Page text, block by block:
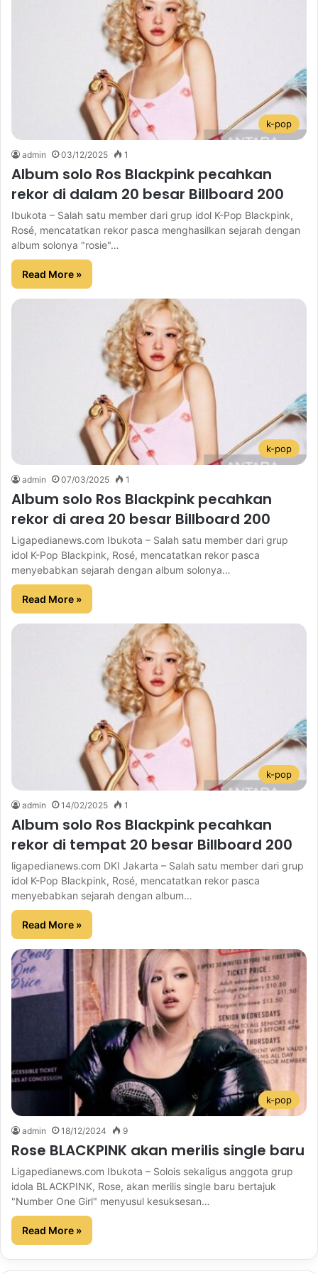
k-pop
admin 03/12/2025 1
Album solo Ros Blackpink pecahkan
rekor di dalam 20 besar Billboard 200
Ibukota – Salah satu member dari grup idol K-Pop Blackpink,
Rosé, mencatatkan rekor pasca menghasilkan sejarah dengan
album solonya "rosie"…
Read More »
k-pop
admin 07/03/2025 1
Album solo Ros Blackpink pecahkan
rekor di area 20 besar Billboard 200
Ligapedianews.com Ibukota – Salah satu member dari grup
idol K-Pop Blackpink, Rosé, mencatatkan rekor pasca
menyebabkan sejarah dengan album solonya…
Read More »
k-pop
admin 14/02/2025 1
Album solo Ros Blackpink pecahkan
rekor di tempat 20 besar Billboard 200
ligapedianews.com DKI Jakarta – Salah satu member dari grup
idol K-Pop Blackpink, Rosé, mencatatkan rekor pasca
menyebabkan sejarah dengan album…
Read More »
k-pop
admin 18/12/2024 9
Rose BLACKPINK akan merilis single baru
Ligapedianews.com Ibukota – Solois sekaligus anggota grup
idola BLACKPINK, Rose, akan merilis single baru bertajuk
"Number One Girl" menyusul kesuksesan…
Read More »